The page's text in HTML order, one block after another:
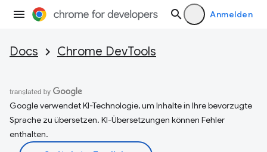
Anmelden
Docs Chrome DevTools
Google verwendet KI-Technologie, um Inhalte in Ihre bevorzugte
Sprache zu übersetzen. KI-Übersetzungen können Fehler
enthalten.